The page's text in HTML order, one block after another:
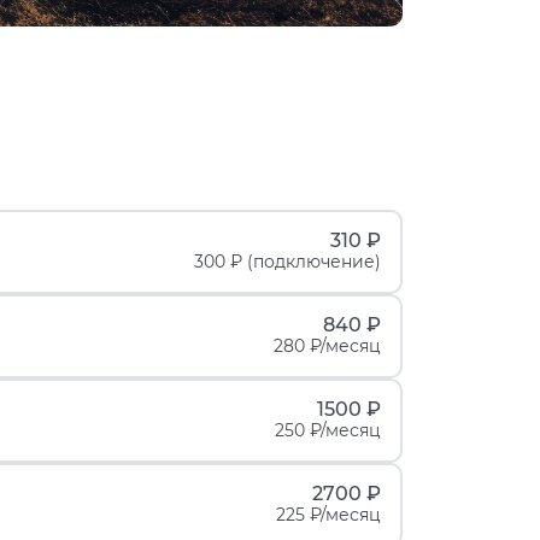
310 ₽
300 ₽ (подключение)
840 ₽
280 ₽/месяц
1500 ₽
250 ₽/месяц
2700 ₽
225 ₽/месяц